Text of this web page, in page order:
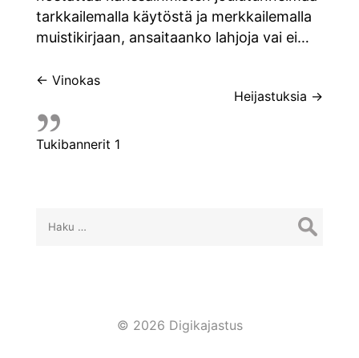
tarkkailemalla käytöstä ja merkkailemalla
muistikirjaan, ansaitaanko lahjoja vai ei…
Artikkelien
selaus
← Vinokas
Heijastuksia →
Tukibannerit 1
© 2026 Digikajastus